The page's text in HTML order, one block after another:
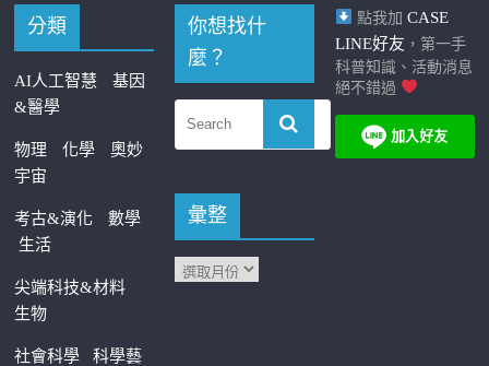
分類
AI人工智慧
基因
&醫學
物理 化學
奧妙
宇宙
考古&演化
數學
生活
尖端科技&材料
生物
社會科學科學藝
你想找什
麼？
彙整
點我加 CASE
LINE好友 ，第一手
科普知識、活動消息
絕不錯過